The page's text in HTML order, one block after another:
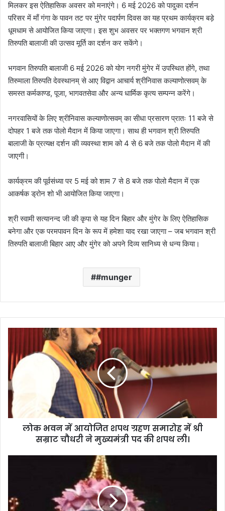
मिलकर इस ऐतिहासिक अवसर को मनाएंगे। 6 मई 2026 को पादुका दर्शन
परिसर में माँ गंगा के पावन तट पर मुंगेर पदार्पण दिवस का यह प्रथम कार्यक्रम बड़े
धूमधाम से आयोजित किया जाएगा। इस शुभ अवसर पर भक्तगण भगवान श्री
तिरुपति बालाजी की उत्सव मूर्ति का दर्शन कर सकेंगे।
भगवान तिरुपति बालाजी 6 मई 2026 को योग नगरी मुंगेर में उपस्थित होंगे, तथा
तिरुमाला तिरुपति देवस्थानम् से आए विद्वान आचार्य श्रीनिवास कल्याणोत्सवम् के
समस्त कर्मकाण्ड, पूजा, भागवतसेवा और अन्य धार्मिक कृत्य सम्पन्न करेंगे।
नगरवासियों के लिए श्रीनिवास कल्याणोत्सवम् का सीधा प्रसारण प्रातः 11 बजे से
दोपहर 1 बजे तक पोलो मैदान में किया जाएगा। साथ ही भगवान श्री तिरुपति
बालाजी के प्रत्यक्ष दर्शन की व्यवस्था शाम को 4 से 6 बजे तक पोलो मैदान में की
जाएगी।
कार्यक्रम की पूर्वसंध्या पर 5 मई को शाम 7 से 8 बजे तक पोलो मैदान में एक
आकर्षक ड्रोन शो भी आयोजित किया जाएगा।
श्री स्वामी सत्यानन्द जी की कृपा से यह दिन बिहार और मुंगेर के लिए ऐतिहासिक
बनेगा और एक परमपावन दिन के रूप में हमेशा याद रखा जाएगा – जब भगवान श्री
तिरुपति बालाजी बिहार आए और मुंगेर को अपने दिव्य सानिध्य से धन्य किया।
#munger
भ
व
न
में
आ
यो
जि
स
लोक भवन में आयोजित शपथ ग्रहण समारोह में श्री
सम्राट चौधरी ने मुख्यमंत्री पद की शपथ ली।
में